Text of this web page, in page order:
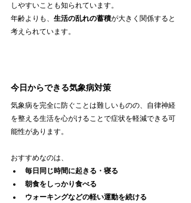
しやすいことも知られています。
年齢よりも、 生活の乱れの蓄積が大きく関係すると
考えられています。
今日からできる気象病対策
気象病を完全に防ぐことは難しいものの、自律神経
を整える生活を心がけることで症状を軽減できる可
能性があります。
おすすめなのは、
毎日同じ時間に起きる・寝る
朝食をしっかり食べる
ウォーキングなどの軽い運動を続ける